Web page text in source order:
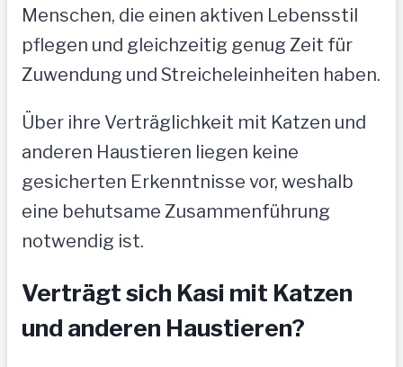
Menschen, die einen aktiven Lebensstil
pflegen und gleichzeitig genug Zeit für
Zuwendung und Streicheleinheiten haben.
Über ihre Verträglichkeit mit Katzen und
anderen Haustieren liegen keine
gesicherten Erkenntnisse vor, weshalb
eine behutsame Zusammenführung
notwendig ist.
Verträgt sich Kasi mit Katzen
und anderen Haustieren?